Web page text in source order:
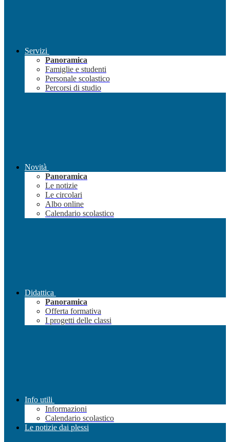
Servizi
Panoramica
Famiglie e studenti
Personale scolastico
Percorsi di studio
Novità
Panoramica
Le notizie
Le circolari
Albo online
Calendario scolastico
Didattica
Panoramica
Offerta formativa
I progetti delle classi
Info utili
Informazioni
Calendario scolastico
Le notizie dai plessi